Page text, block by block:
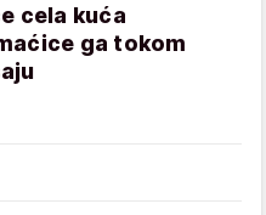
cela kuća
ga tokom